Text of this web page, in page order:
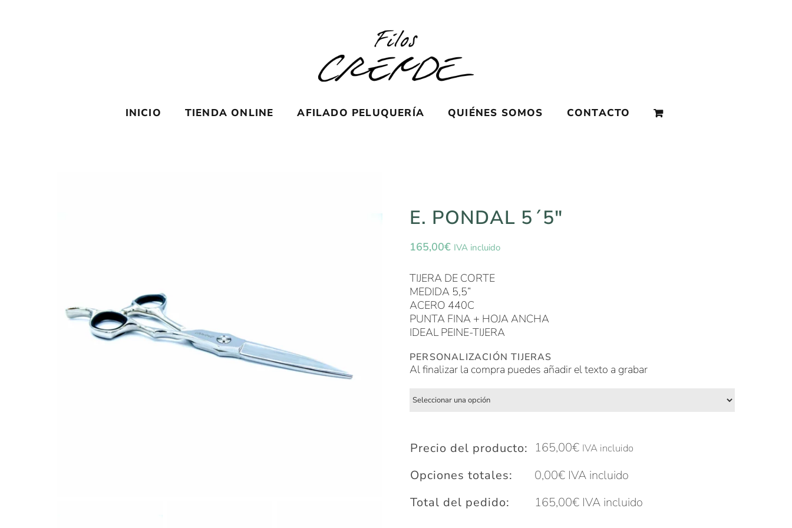
INICIO TIENDA ONLINE AFILADO PELUQUERÍA QUIÉNES SOMOS CONTACTO
E. PONDAL 5´5″
165,00€ IVA incluido
TIJERA DE CORTE
MEDIDA 5,5”
ACERO 440C
PUNTA FINA + HOJA ANCHA
IDEAL PEINE-TIJERA
PERSONALIZACIÓN TIJERAS
Al finalizar la compra puedes añadir el texto a grabar
Precio del producto: 165,00€ IVA incluido
Opciones totales: 0,00€IVA incluido
Total del pedido:
165,00€IVA incluido